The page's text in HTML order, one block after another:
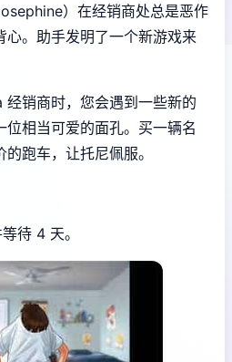
）在经销商处总是恶作
心。助手发明了一个新游戏来
销商时，您会遇到一些新的
相当可爱的面孔。买一辆名
跑车，让托尼佩服。
待 4 天。